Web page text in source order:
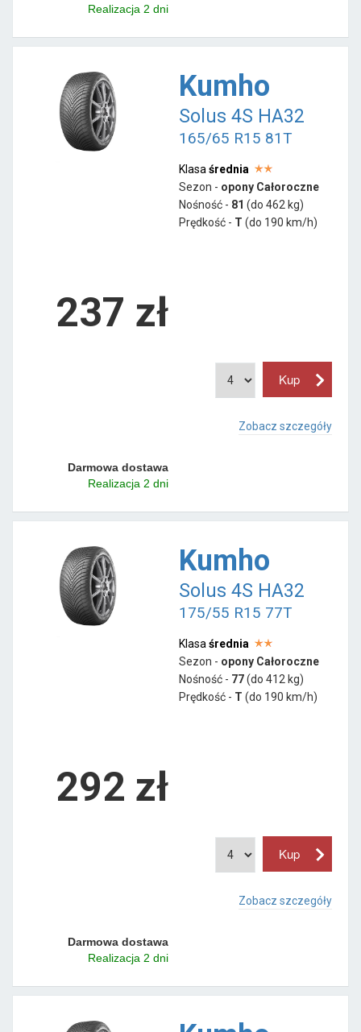
Realizacja 2 dni
Kumho
Solus 4S HA32
165/65 R15 81T
Klasa średnia
Sezon - opony Całoroczne
Nośność - 81 (do 462 kg)
Prędkość - T (do 190 km/h)
237 zł
Zobacz szczegóły
Darmowa dostawa
Realizacja 2 dni
Kumho
Solus 4S HA32
175/55 R15 77T
Klasa średnia
Sezon - opony Całoroczne
Nośność - 77(do 412 kg)
Prędkość - T (do 190 km/h)
292 zł
Zobacz szczegóły
Darmowa dostawa
Realizacja 2 dni